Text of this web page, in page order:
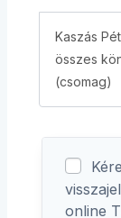
Kaszás
összes
(csomag)
online